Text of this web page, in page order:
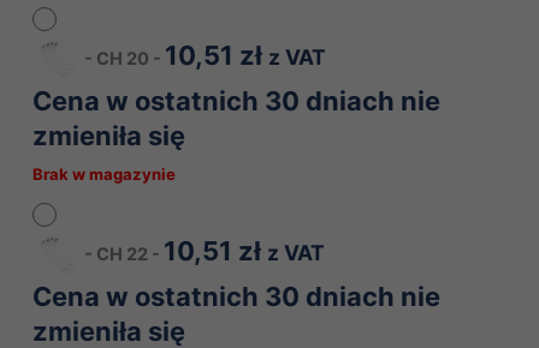
- CH 20 - 10,51 zł z VAT
Cena w ostatnich 30 dniach nie
zmieniła się
Brak w magazynie
- CH 22 - 10,51 zł z VAT
Cena w ostatnich 30 dniach nie
zmieniła się